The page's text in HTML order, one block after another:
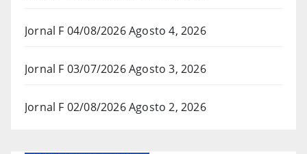
Jornal F 04/08/2026Agosto 4, 2026
Jornal F 03/07/2026Agosto 3, 2026
Jornal F 02/08/2026Agosto 2, 2026